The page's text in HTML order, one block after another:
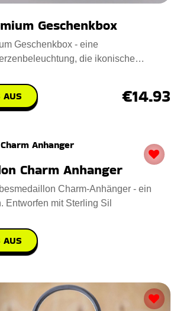
Geschenkbox
Geschenkbox - eine
die ikonische
AUS €14.93
Charm Anhanger
Charm-Anhänger - ein
Entworfen mit Sterling Sil
AUS